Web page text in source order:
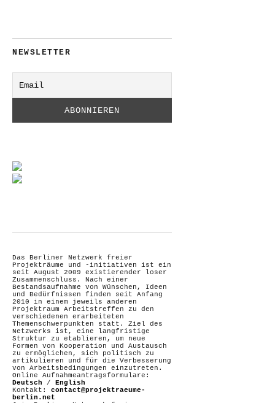
NEWSLETTER
Das Berliner Netzwerk freier
Projekträume und -initiativen ist ein
seit August 2009 existierender loser
Zusammenschluss. Nach einer
Bestandsaufnahme von Wünschen, Ideen
und Bedürfnissen finden seit Anfang
2010 in einem jeweils anderen
Projektraum Arbeitstreffen zu den
verschiedenen erarbeiteten
Themenschwerpunkten statt. Ziel des
Netzwerks ist, eine langfristige
Struktur zu etablieren, um neue
Formen von Kooperation und Austausch
zu ermöglichen, sich politisch zu
artikulieren und für die Verbesserung
von Arbeitsbedingungen einzutreten.
Online Aufnahmeantragsformulare:
Deutsch / English
Kontakt: contact@projektraeume-
berlin.net